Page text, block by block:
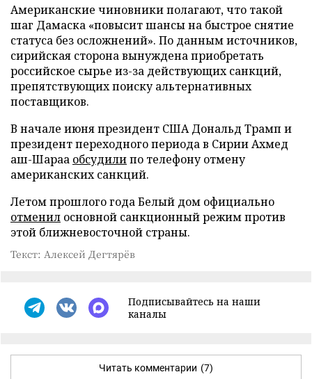
Американские чиновники полагают, что такой
шаг Дамаска «повысит шансы на быстрое снятие
статуса без осложнений». По данным источников,
сирийская сторона вынуждена приобретать
российское сырье из-за действующих санкций,
препятствующих поиску альтернативных
поставщиков.
В начале июня президент США Дональд Трамп и
президент переходного периода в Сирии Ахмед
аш-Шараа обсудилипо телефону отмену
американских санкций.
Летом прошлого года Белый дом официально
отменил основной санкционный режим против
этой ближневосточной страны.
Текст: Алексей Дегтярёв
Подписывайтесь на наши
каналы
Читать комментарии (7)